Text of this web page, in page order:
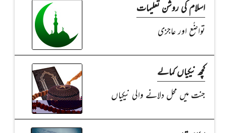
اسلام کی روشن تعلیمات
تواضُع اور عاجزی
کچھ نیکیاں کمالے
جنت میں محل دلانے والی نیکیاں